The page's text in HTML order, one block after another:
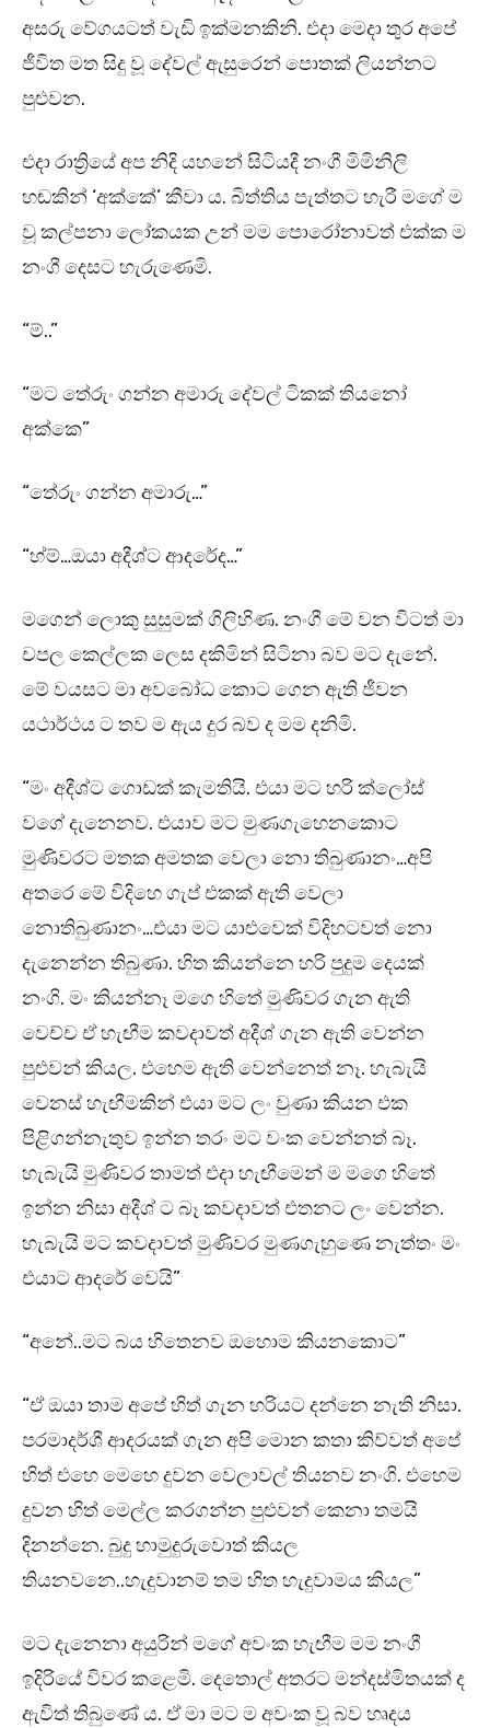
අසරු වේගයටත් වැඩි ඉක්මනකිනි. එදා මෙදා තුර අපේ
ජීවිත මත සිදු වූ දේවල් ඇසුරෙන් පොතක් ලියන්නට
පුළුවන.
එදා රාත්‍රියේ අප නිදි යහනේ සිටියදී නංගී මිමිනිලි
හඬකින් ‘අක්කේ’ කීවා ය. බිත්තිය පැත්තට හැරී මගේ ම
වූ කල්පනා ලෝකයක උන් මම පොරෝනාවත් එක්ක ම
නංගී දෙසට හැරුණෙමි.
“ම්..”
“මට තේරුං ගන්න අමාරු දේවල් ටිකක් තියනෝ
අක්කෙ”
“තේරුං ගන්න අමාරු…”
“හ්ම්…ඔයා අදීශ්ට ආදරේද…”
මගෙන් ලොකු සුසුමක් ගිලිහිණ. නංගී මේ වන විටත් මා
චපල කෙල්ලක ලෙස දකිමින් සිටිනා බව මට දැනේ.
මේ වයසට මා අවබෝධ කොට ගෙන ඇති ජීවන
යථාර්ථය ට තව ම ඇය දුර බව ද මම දනිමි.
“මං අදීශ්ට ගොඩක් කැමතියි. එයා මට හරි ක්ලෝස්
වගේ දැනෙනව. එයාව මට මුණගැහෙනකොට
මුණිවරට මතක අමතක වෙලා නො තිබුණානං…අපි
අතරෙ මේ විදිහෙ ගැප් එකක් ඇති වෙලා
නොතිබුණානං…එයා මට යාළුවෙක් විදිහටවත් නො
දැනෙන්න තිබුණා. හිත කියන්නෙ හරි පුදුම දෙයක්
නංගි. මං කියන්නෑ මගෙ හිතේ මුණිවර ගැන ඇති
වෙච්ච ඒ හැඟීම කවදාවත් අදීශ් ගැන ඇති වෙන්න
පුළුවන් කියල. එහෙම ඇති වෙන්නෙත් නෑ. හැබැයි
වෙනස් හැඟීමකින් එයා මට ලං වුණා කියන එක
පිළිගන්නැතුව ඉන්න තරං මට වංක වෙන්නත් බෑ.
හැබැයි මුණිවර තාමත් එදා හැඟීමෙන් ම මගෙ හිතේ
ඉන්න නිසා අදීශ් ට බෑ කවදාවත් එතනට ලං වෙන්න.
හැබැයි මට කවදාවත් මුණිවර මුණගැහුණෙ නැත්තං මං
එයාට ආදරේ වෙයි”
“අනේ..මට බය හිතෙනව ඔහොම කියනකොට”
“ඒ ඔයා තාම අපේ හිත් ගැන හරියට දන්නෙ නැති නිසා.
පරමාදර්ශී ආදරයක් ගැන අපි මොන කතා කිව්වත් අපේ
හිත් එහෙ මෙහෙ දුවන වෙලාවල් තියනව නංගි. එහෙම
දුවන හිත් මෙල්ල කරගන්න පුළුවන් කෙනා තමයි
දිනන්නෙ. බුදු හාමුදුරුවොත් කියල
තියනවනෙ..හැදුවානම් තම හිත හැදුවාමය කියල”
මට දැනෙනා අයුරින් මගේ අවංක හැඟීම මම නංගී
ඉදිරියේ විවර කළෙමි. දෙතොල් අතරට මන්දස්මිතයක් ද
ඇවිත් තිබුණේ ය. ඒ මා මට ම අවංක වූ බව හෘදය